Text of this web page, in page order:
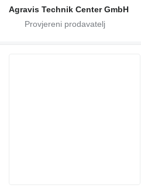
Agravis Technik Center GmbH